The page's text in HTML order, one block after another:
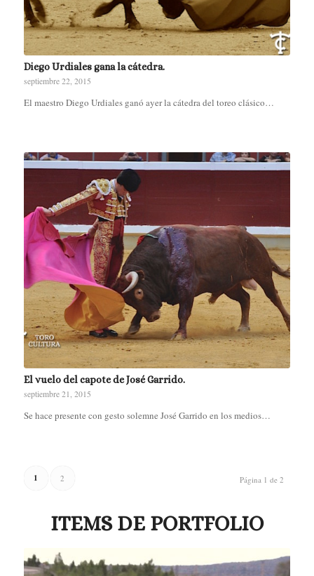
Diego Urdiales gana la cátedra.
septiembre 22, 2015
El maestro Diego Urdiales ganó ayer la cátedra del toreo clásico…
El vuelo del capote de José Garrido.
septiembre 21, 2015
Se hace presente con gesto solemne José Garrido en los medios…
Página 1 de 2
1 2
ITEMS DE PORTFOLIO